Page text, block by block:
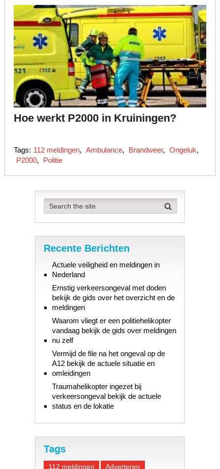
Hoe werkt P2000 in Kruiningen?
Tags: 112 meldingen, Ambulance, Brandweer, Ongeluk,
P2000, Politie
Recente Berichten
Actuele veiligheid en meldingen in
Nederland
Ernstig verkeersongeval met doden
bekijk de gids over het overzicht en de
meldingen
Waarom vliegt er een politiehelikopter
vandaag bekijk de gids over meldingen
nu zelf
Vermijd de file na het ongeval op de
A12 bekijk de actuele situatie en
omleidingen
Traumahelikopter ingezet bij
verkeersongeval bekijk de actuele
status en de lokatie
Tags
112 meldingen Adverteren